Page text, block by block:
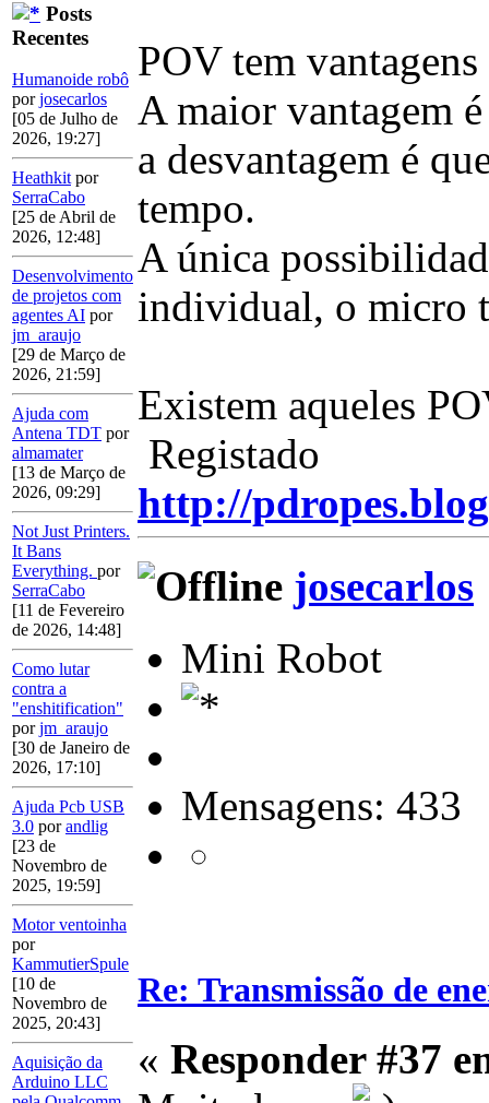
Posts
Recentes
Humanoide robô
porjosecarlos
[05 de Julho de
2026, 19:27]
Heathkit por
SerraCabo
[25 de Abril de
2026, 12:48]
Desenvolvimento
de projetos com
agentes AI por
jm_araujo
[29 de Março de
2026, 21:59]
Ajuda com
Antena TDT por
almamater
[13 de Março de
2026, 09:29]
Not Just Printers.
It Bans
Everything. por
SerraCabo
[11 de Fevereiro
de 2026, 14:48]
Como lutar
contra a
"enshitification"
porjm_araujo
[30 de Janeiro de
2026, 17:10]
Ajuda Pcb USB
3.0 porandlig
[23 de
Novembro de
2025, 19:59]
Motor ventoinha
por
KammutierSpule
[10 de
Novembro de
2025, 20:43]
Aquisição da
Arduino LLC
POV tem
A maior vantagem
a desvantagem é
tempo.
A única
individual, o micro
Existem aqueles
Registado
http://
josecarlos
Mini Robot
Mensagens: 433
Re: Transmissão de
« Responder #37